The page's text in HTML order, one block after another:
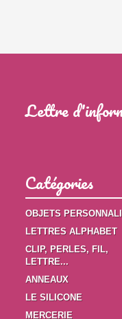
Lettre
Catégories
OBJETS
LETTRES ALPHABET
CLIP, PERLES, FIL,
LETTRE...
ANNEAUX
LE SILICONE
MERCERIE